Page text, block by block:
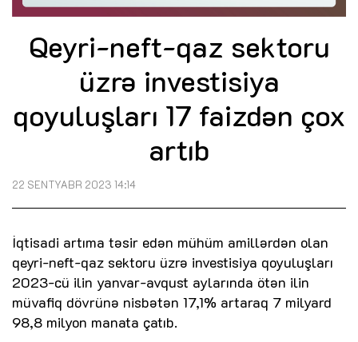
Qeyri-neft-qaz sektoru
üzrə investisiya
qoyuluşları 17 faizdən çox
artıb
22 SENTYABR 2023 14:14
İqtisadi artıma təsir edən mühüm amillərdən olan
qeyri-neft-qaz sektoru üzrə investisiya qoyuluşları
2023-cü ilin yanvar-avqust aylarında ötən ilin
müvafiq dövrünə nisbətən 17,1% artaraq 7 milyard
98,8 milyon manata çatıb.